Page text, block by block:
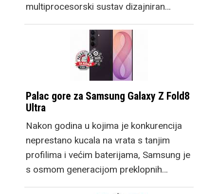
multiprocesorski sustav dizajniran…
Palac gore za Samsung Galaxy Z Fold8
Ultra
Nakon godina u kojima je konkurencija
neprestano kucala na vrata s tanjim
profilima i većim baterijama, Samsung je
s osmom generacijom preklopnih…